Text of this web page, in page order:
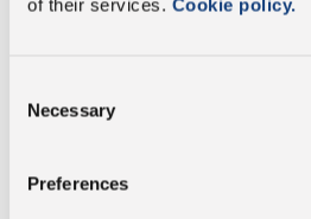
of their services. Cookie policy.
Selection
Necessary
Preferences
Proteine
Salz